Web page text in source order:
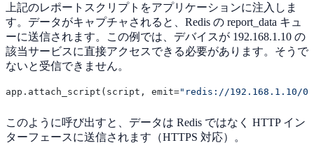
上記のレポートスクリプトをアプリケーションに注入しま
す。データがキャプチャされると、Redis の report_data キュ
ーに送信されます。この例では、デバイスが 192.168.1.10 の
該当サービスに直接アクセスできる必要があります。そうで
ないと受信できません。
app.attach_script(script, emit="redis://192.168.1.10/0"
このように呼び出すと、データは Redis ではなく HTTP イン
ターフェースに送信されます（HTTPS 対応）。